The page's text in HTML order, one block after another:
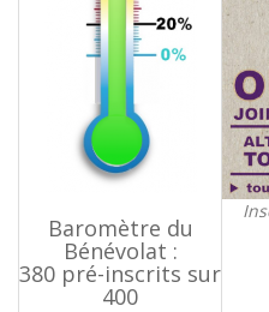
Baromètre du
Bénévolat :
380 pré-inscrits sur
400